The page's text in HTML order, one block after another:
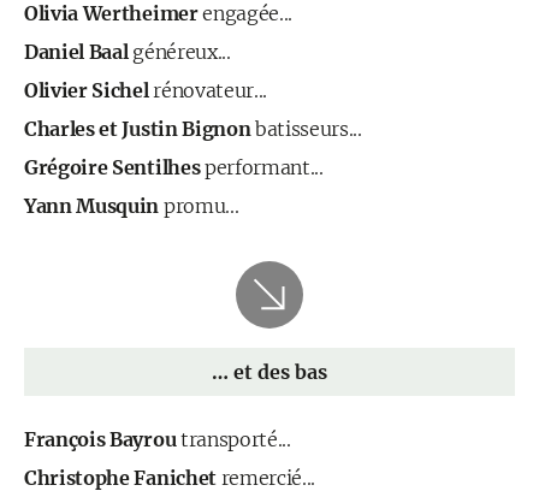
Olivia Wertheimerengagée...
Daniel Baalgénéreux...
Olivier Sichelrénovateur...
Charles et Justin Bignonbatisseurs...
Grégoire Sentilhesperformant...
Yann Musquin promu...
… et des bas
François Bayroutransporté...
Christophe Fanichetremercié...